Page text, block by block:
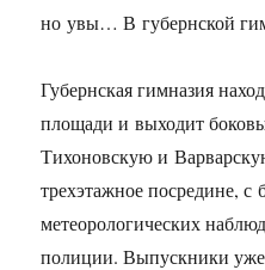
но увы… В губернской
Губернская гимназия
площади и выходит
Тихоновскую и
трехэтажное посредине, с
метеорологических
полиции. Выпускники